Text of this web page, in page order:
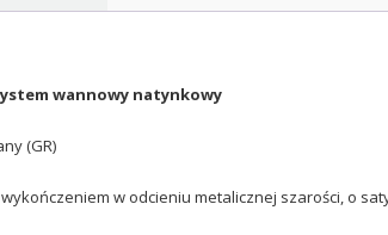
wannowy natynkowy
(GR)
w odcieniu metalicznej szarości, o